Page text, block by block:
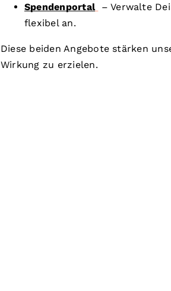
Spendenportal
– Verwalte
flexibel an.
Diese beiden Angebote stärken
Wirkung zu erzielen.